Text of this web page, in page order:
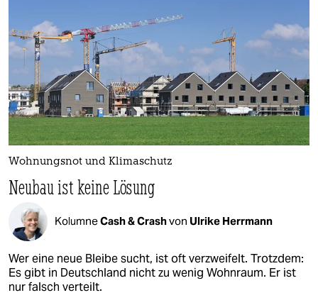
Wohnungsnot und Klimaschutz
Neubau ist keine Lösung
KolumneCash & Crashvon Ulrike Herrmann
Wer eine neue Bleibe sucht, ist oft verzweifelt. Trotzdem:
Es gibt in Deutschland nicht zu wenig Wohnraum. Er ist
nur falsch verteilt.